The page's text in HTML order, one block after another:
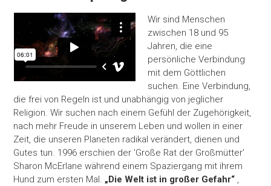
Wir sind Menschen
zwischen 18 und 95
Jahren, die eine
persönliche Verbindung
mit dem Göttlichen
suchen. Eine Verbindung,
die frei von Regeln ist und unabhängig von jeglicher
Religion. Wir suchen nach einem Gefühl der Zugehörigkeit,
nach mehr Freude in unserem Leben und wollen in einer
Zeit, die unseren Planeten radikal verändert, dienen und
Gutes tun. 1996 erschien der 'Große Rat der Großmütter'
Sharon McErlane während einem Spaziergang mit ihrem
Hund zum ersten Mal. „Die Welt ist in großer Gefahr“ ,